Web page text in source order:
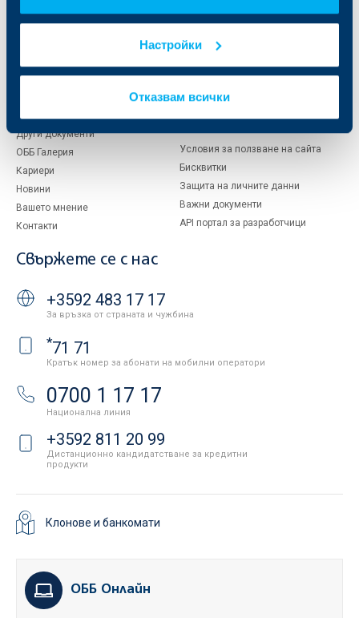
Настройки
Отказвам всички
За KBC Груп
Европейско финансиране
Тарифи и общи условия
Други документи
ОББ Галерия
Кариери
Новини
Вашето мнение
Контакти
ОББ Интерлийз
ОББ Пенсионно осигуряване
ОББ Застрахователен брокер
Условия за ползване на сайта
Бисквитки
Защита на личните данни
Важни документи
API портал за разработчици
Свържете се с нас
+3592 483 17 17
За връзка от страната и чужбина
*71 71
Кратък номер за абонати на мобилни оператори
0700 1 17 17
Национална линия
+3592 811 20 99
Дистанционно кандидатстване за кредитни
продукти
Клонове и банкомати
ОББ Онлайн